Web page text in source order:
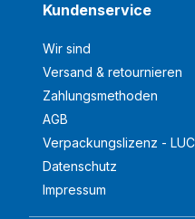
Kundenservice
Wir sind
Versand & retournieren
Zahlungsmethoden
AGB
Verpackungslizenz -
Datenschutz
Impressum